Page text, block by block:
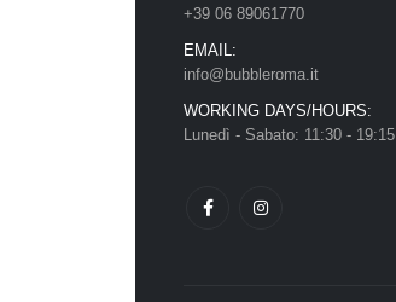
+39 06 89061770
EMAIL:
info@bubbleroma.it
WORKING DAYS/HOURS:
Lunedì - Sabato: 11:30 - 19:15